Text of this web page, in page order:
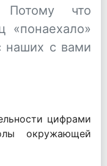
что
«понаехало»
наших с вами
цифрами
окружающей